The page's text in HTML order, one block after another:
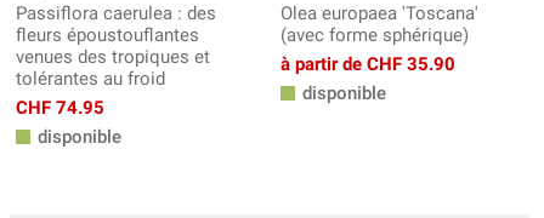
Passiflora caerulea : des
fleurs époustouflantes
venues des tropiques et
tolérantes au froid
CHF 74.95
disponible
Olea europaea 'Toscana'
(avec forme sphérique)
à partir de CHF 35.90
disponible